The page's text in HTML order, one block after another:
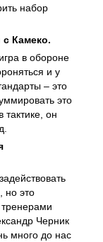
набор
Камеко.
в обороне
и у
– это
это
он
но это
Черник
много до нас